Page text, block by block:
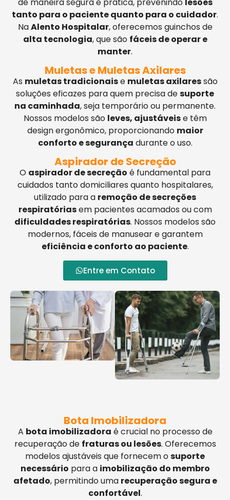
tanto para o paciente quanto para o cuidador.
NaAlento Hospitalar, oferecemos guinchos de
alta tecnologia, que são fáceis de operar e
manter.
Muletas e Muletas Axilares
As muletas tradicionaise muletas axilaressão
soluções eficazes para quem precisa desuporte
na caminhada, seja temporário ou permanente.
Nossos modelos são leves, ajustáveise têm
design ergonômico, proporcionando maior
conforto e segurança durante o uso.
Aspirador de Secreção
O aspirador de secreção é fundamental para
cuidados tanto domiciliares quanto hospitalares,
utilizado para a remoção de secreções
respiratóriasem pacientes acamados ou com
dificuldades respiratórias. Nossos modelos são
modernos, fáceis de manusear e garantem
eficiência e conforto ao paciente.
Entre em Contato
Bota Imobilizadora
A bota imobilizadora é crucial no processo de
recuperação de fraturas ou lesões. Oferecemos
modelos ajustáveis que fornecem osuporte
necessário para a imobilização do membro
afetado, permitindo uma recuperação segura e
confortável.